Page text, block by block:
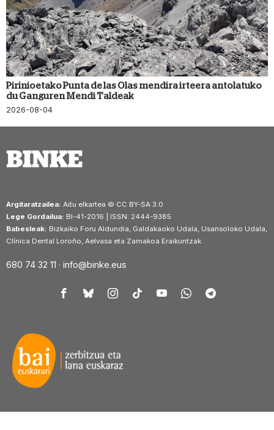
Pirinioetako Punta de las Olas mendira irteera antolatuko
du Ganguren Mendi Taldeak
2026-08-04
Argitaratzailea: Aitu elkartea © CC BY-SA 3.0
Lege Gordailua: BI-41-2016 | ISSN: 2444-9385
Babesleak: Bizkaiko Foru Aldundia, Galdakaoko Udala, Usansoloko Udala,
Clínica Dental Loroño, Aelvasa eta Zamakoa Eraikuntzak
680 74 32 11 · info@binke.eus